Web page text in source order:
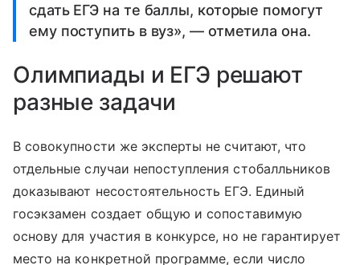
сдать ЕГЭ на те баллы, которые помогут
ему поступить в вуз», — отметила она.
Олимпиады и ЕГЭ решают
разные задачи
В совокупности же эксперты не считают, что
отдельные случаи непоступления стобалльников
доказывают несостоятельность ЕГЭ. Единый
госэкзамен создает общую и сопоставимую
основу для участия в конкурсе, но не гарантирует
место на конкретной программе, если число